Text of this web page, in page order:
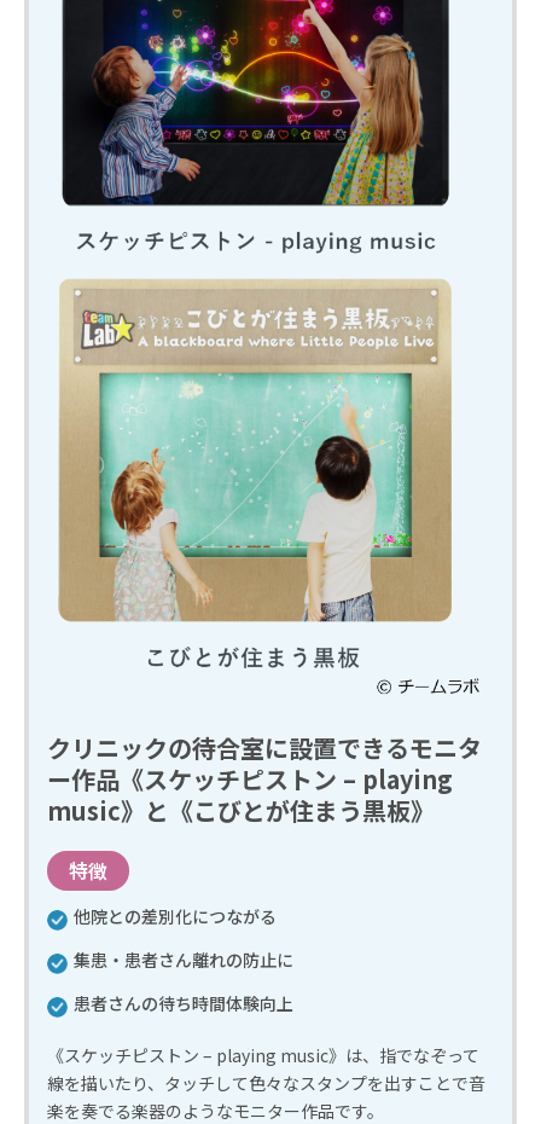
クリニックの待合室に設置できるモニタ
ー作品《スケッチピストン – playing
music》と《こびとが住まう黒板》
特徴
他院との差別化につながる
集患・患者さん離れの防止に
患者さんの待ち時間体験向上
《スケッチピストン – playing music》は、指でなぞって
線を描いたり、タッチして色々なスタンプを出すことで音
楽を奏でる楽器のようなモニター作品です。